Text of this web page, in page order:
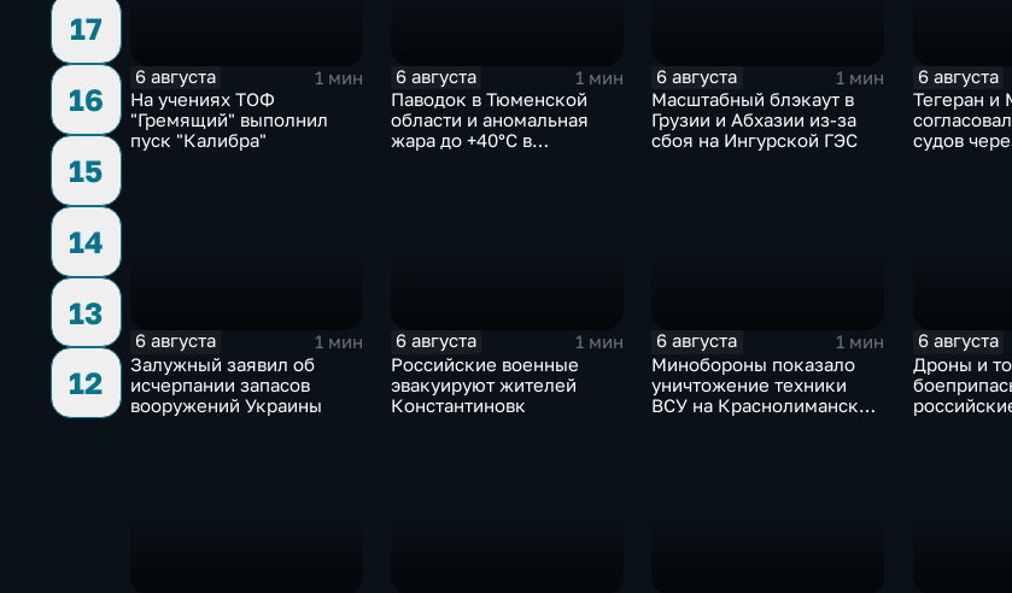
17
16
15
14
13
12
6 августа
1 мин
На учениях ТОФ
"Гремящий" выполнил
пуск "Калибра"
6 августа
1 мин
Паводок в Тюменской
области и аномальная
жара до +40°C в
6 августа
1 мин
Масштабный блэкаут в
Грузии и Абхазии из-за
сбоя на Ингурской ГЭС
6 августа
Тегеран и
судов
6 августа
1 мин
Залужный заявил об
исчерпании запасов
вооружений Украины
6 августа
1 мин
Российские военные
эвакуируют жителей
Константиновк
6 августа
1 мин
Минобороны показало
уничтожение техники
ВСУ на Краснолиманском
6 августа
Дроны и